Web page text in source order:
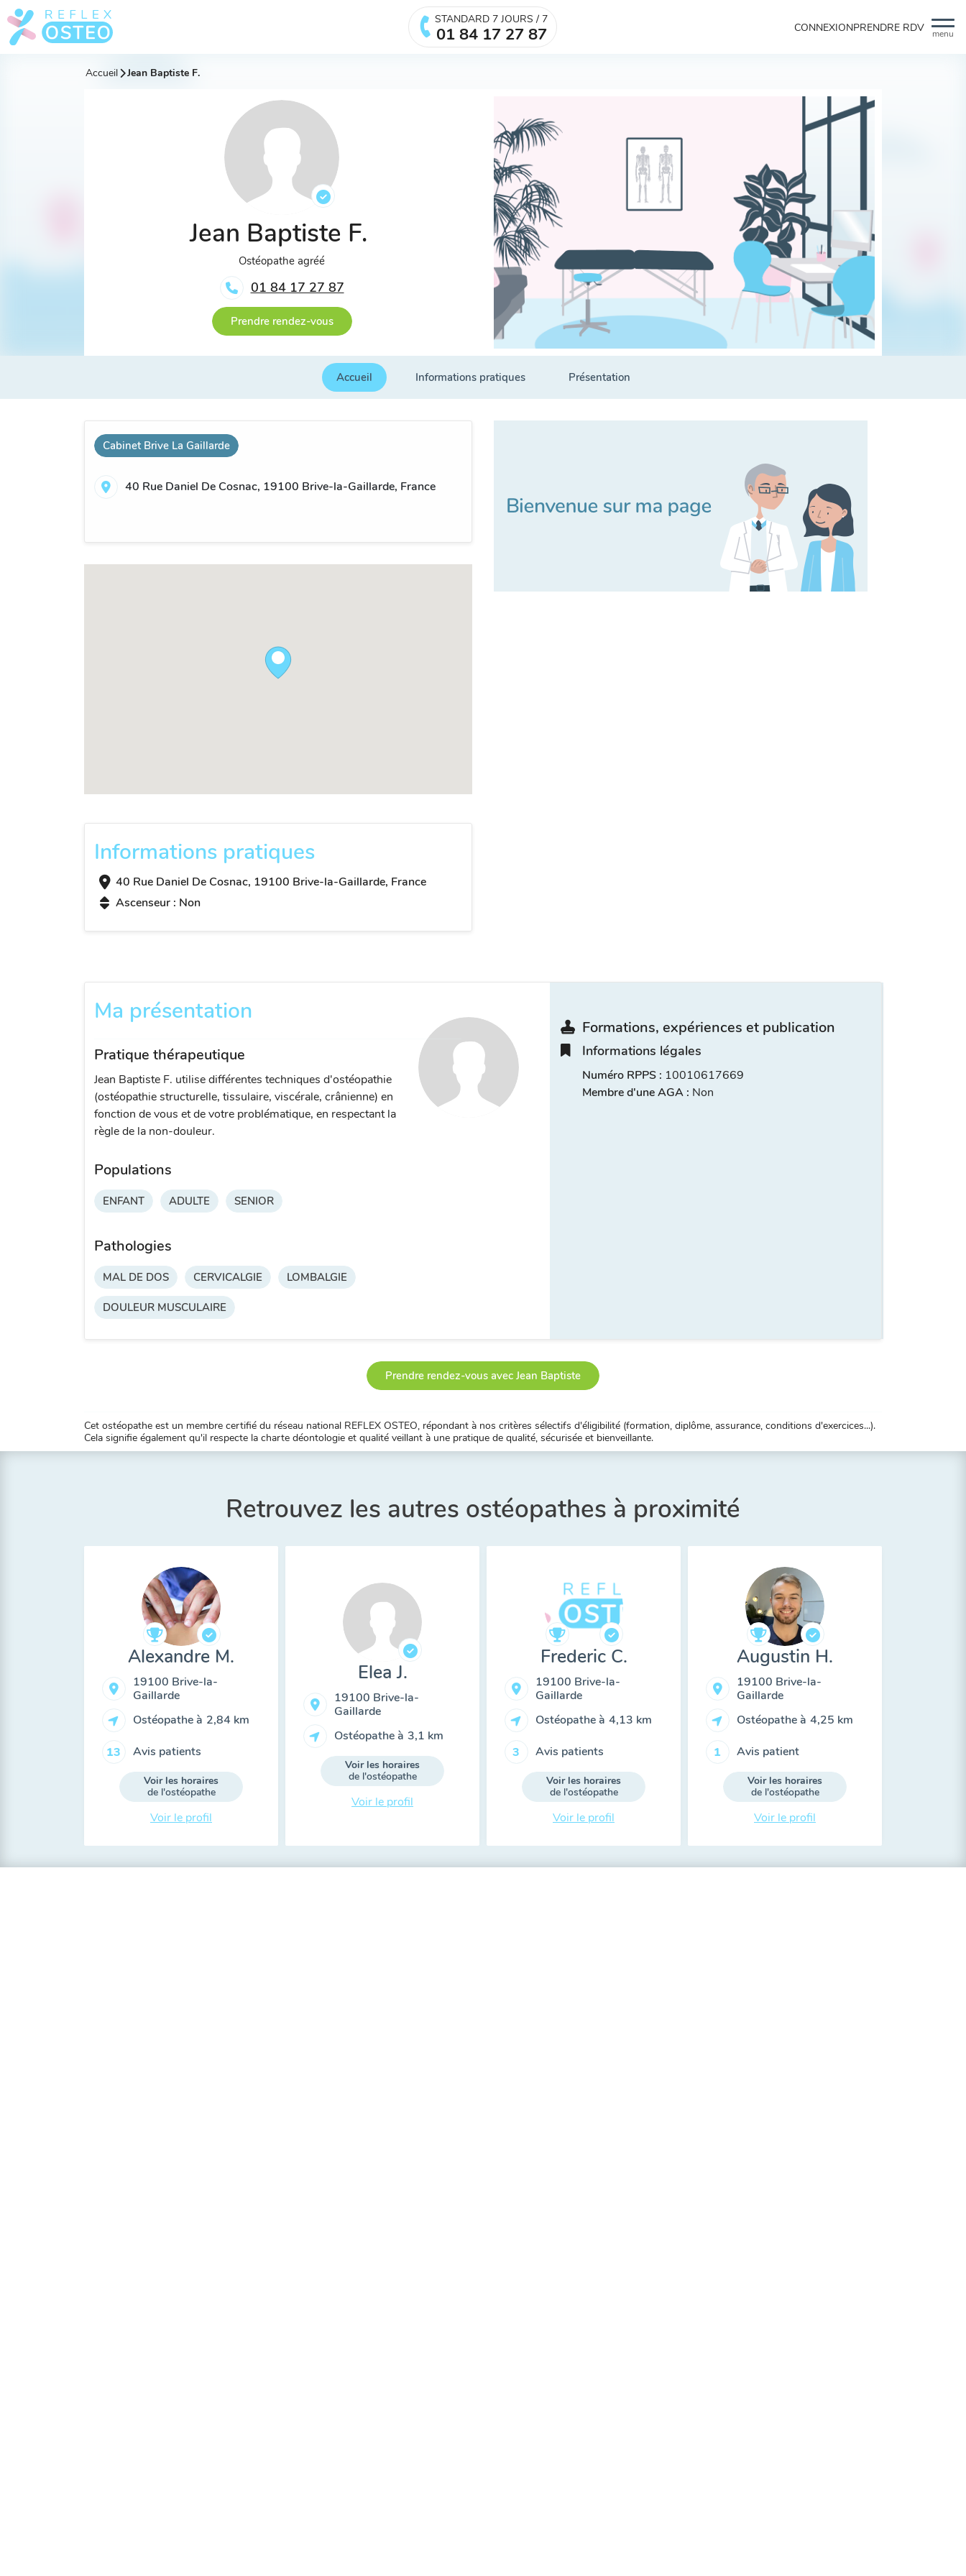
menu
STANDARD 7 JOURS / 7
01 84 17 27 87 CONNEXIONPRENDRE RDV
Accueil Jean Baptiste F.
Jean Baptiste F.
Ostéopathe agréé
01 84 17 27 87
Prendre rendez-vous
Accueil Informations pratiques Présentation
Cabinet Brive La Gaillarde
40 Rue Daniel De Cosnac, 19100 Brive-la-Gaillarde, France
Informations pratiques
40 Rue Daniel De Cosnac, 19100 Brive-la-Gaillarde, France
Ascenseur : Non
Ma présentation
Pratique thérapeutique
Jean Baptiste F. utilise différentes techniques d'ostéopathie
(ostéopathie structurelle, tissulaire, viscérale, crânienne) en
fonction de vous et de votre problématique, en respectant la
règle de la non-douleur.
Populations
ENFANT ADULTE SENIOR
Pathologies
MAL DE DOS CERVICALGIE LOMBALGIE
DOULEUR MUSCULAIRE
Formations, expériences et publication
Informations légales
Numéro RPPS : 10010617669
Membre d'une AGA : Non
Prendre rendez-vous avec Jean Baptiste
Cet ostéopathe est un membre certifié du réseau national REFLEX OSTEO, répondant à nos critères sélectifs d'éligibilité (formation, diplôme, assurance, conditions d'exercices...).
Cela signifie également qu'il respecte la charte déontologie et qualité veillant à une pratique de qualité, sécurisée et bienveillante.
Retrouvez les autres ostéopathes à proximité
Alexandre M.
19100 Brive-la-
Gaillarde
Ostéopathe à 2,84 km
13 Avis patients
Voir les horaires
de l'ostéopathe
Voir le profil
Elea J.
19100 Brive-la-
Gaillarde
Ostéopathe à 3,1 km
Voir les horaires
de l'ostéopathe
Voir le profil
Frederic C.
19100 Brive-la-
Gaillarde
Ostéopathe à 4,13 km
3 Avis patients
Voir les horaires
de l'ostéopathe
Voir le profil
Augustin H.
19100 Brive-la-
Gaillarde
Ostéopathe à 4,25 km
1 Avis patient
Voir les horaires
de l'ostéopathe
Voir le profil